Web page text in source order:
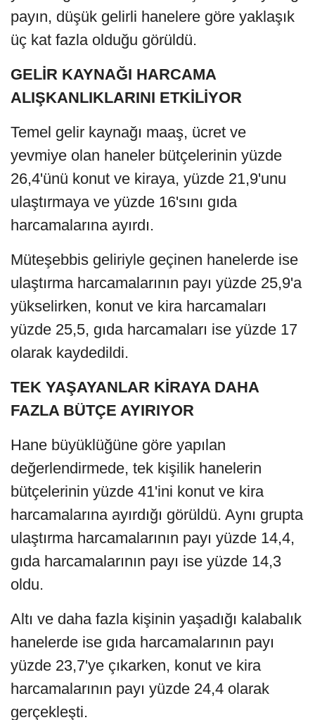
payın, düşük gelirli hanelere göre yaklaşık
üç kat fazla olduğu görüldü.
GELİR KAYNAĞI HARCAMA
ALIŞKANLIKLARINI ETKİLİYOR
Temel gelir kaynağı maaş, ücret ve
yevmiye olan haneler bütçelerinin yüzde
26,4'ünü konut ve kiraya, yüzde 21,9'unu
ulaştırmaya ve yüzde 16'sını gıda
harcamalarına ayırdı.
Müteşebbis geliriyle geçinen hanelerde ise
ulaştırma harcamalarının payı yüzde 25,9'a
yükselirken, konut ve kira harcamaları
yüzde 25,5, gıda harcamaları ise yüzde 17
olarak kaydedildi.
TEK YAŞAYANLAR KİRAYA DAHA
FAZLA BÜTÇE AYIRIYOR
Hane büyüklüğüne göre yapılan
değerlendirmede, tek kişilik hanelerin
bütçelerinin yüzde 41'ini konut ve kira
harcamalarına ayırdığı görüldü. Aynı grupta
ulaştırma harcamalarının payı yüzde 14,4,
gıda harcamalarının payı ise yüzde 14,3
oldu.
Altı ve daha fazla kişinin yaşadığı kalabalık
hanelerde ise gıda harcamalarının payı
yüzde 23,7'ye çıkarken, konut ve kira
harcamalarının payı yüzde 24,4 olarak
gerçekleşti.